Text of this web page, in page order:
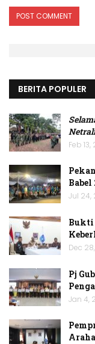
BERITA POPULER
Feb
Babel
Jul 24,
Bukti
Dec
Pj
Jan 4,